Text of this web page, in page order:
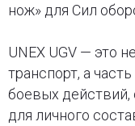
нож» для Сил
UNEX UGV — это
транспорт, а
боевых действий,
для личного